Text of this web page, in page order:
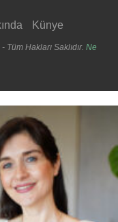
Künye
Hakları Saklıdır. Ne